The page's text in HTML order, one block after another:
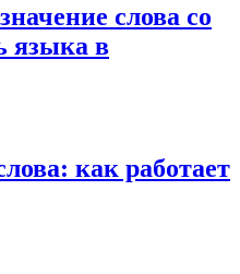
слова со
языка в
как работает